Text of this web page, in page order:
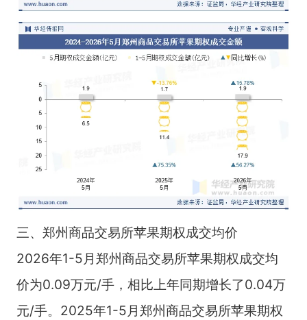
三、郑州商品交易所苹果期权成交均价
2026年1-5月郑州商品交易所苹果期权成交均
价为0.09万元/手，相比上年同期增长了0.04万
元/手。2025年1-5月郑州商品交易所苹果期权